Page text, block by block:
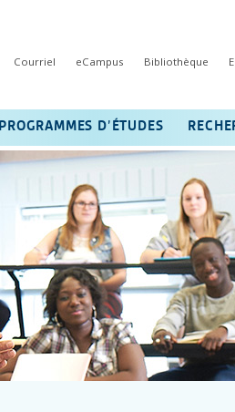
Courriel eCampus Bibliothèque
PROGRAMMES D’ÉTUDES